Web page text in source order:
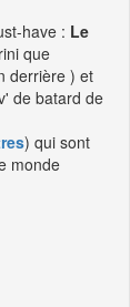
have : Le
que
derrière ) et
de batard de
) qui sont
monde